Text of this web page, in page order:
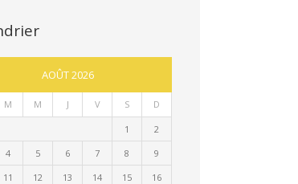
AOÛT 2026
M M J V S D
1
2
4 5 6 7 8
9
11 12 13 14 15
16